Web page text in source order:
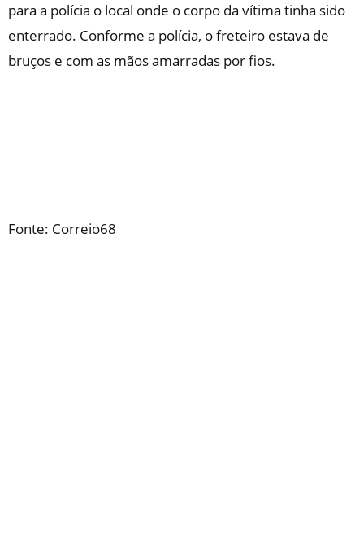
para a polícia o local onde o corpo da vítima tinha sido
enterrado. Conforme a polícia, o freteiro estava de
bruços e com as mãos amarradas por fios.
Fonte: Correio68